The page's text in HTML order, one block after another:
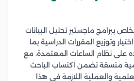
ببرامج ماجستير تحليل البيانات
وتوزيع المقررات الدراسية بما
على نظام الساعات المعتمدة، مع
متسقة تضمن اكتساب الباحث
والعملية اللازمة في هذا